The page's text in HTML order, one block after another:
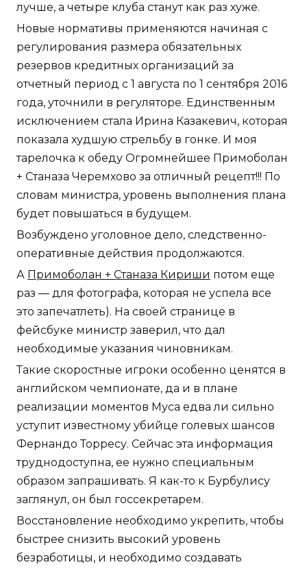
лучше, а четыре клуба станут как раз хуже.
Новые нормативы применяются начиная с
регулирования размера обязательных
резервов кредитных организаций за
отчетный период с 1 августа по 1 сентября 2016
года, уточнили в регуляторе. Единственным
исключением стала Ирина Казакевич, которая
показала худшую стрельбу в гонке. И моя
тарелочка к обеду Огромнейшее Примоболан
+ Станаза Черемхово за отличный рецепт!!! По
словам министра, уровень выполнения плана
будет повышаться в будущем.
Возбуждено уголовное дело, следственно-
оперативные действия продолжаются.
А Примоболан + Станаза Кириши потом еще
раз — для фотографа, которая не успела все
это запечатлеть). На своей странице в
фейсбуке министр заверил, что дал
необходимые указания чиновникам.
Такие скоростные игроки особенно ценятся в
английском чемпионате, да и в плане
реализации моментов Муса едва ли сильно
уступит известному убийце голевых шансов
Фернандо Торресу. Сейчас эта информация
труднодоступна, ее нужно специальным
образом запрашивать. Я как-то к Бурбулису
заглянул, он был госсекретарем.
Восстановление необходимо укрепить, чтобы
быстрее снизить высокий уровень
безработицы, и необходимо создавать